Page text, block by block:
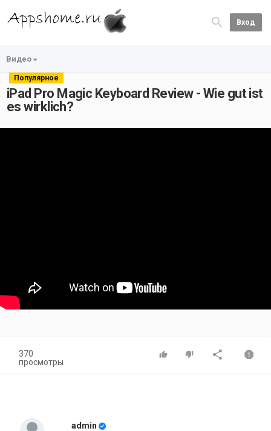
Вход
Видео
Популярное
iPad Pro Magic Keyboard Review - Wie gut ist
es wirklich?
370
просмотры
admin